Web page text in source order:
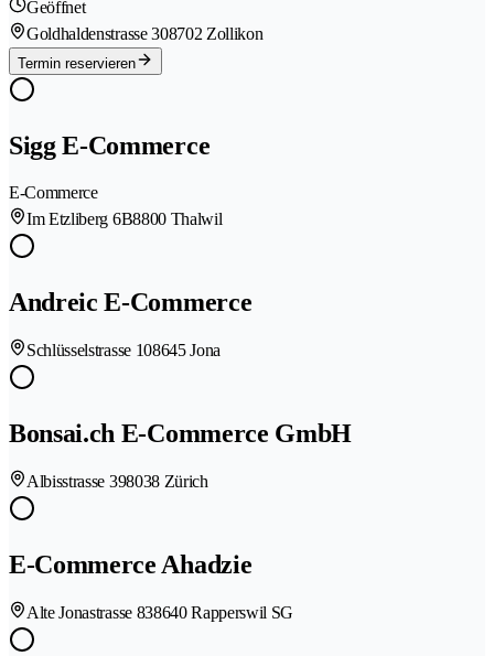
Geöffnet
Goldhaldenstrasse 308702 Zollikon
Termin reservieren
Sigg E-Commerce
E-Commerce
Im Etzliberg 6B8800 Thalwil
Andreic E-Commerce
Schlüsselstrasse 108645 Jona
Bonsai.ch E-Commerce GmbH
Albisstrasse 398038 Zürich
E-Commerce Ahadzie
Alte Jonastrasse 838640 Rapperswil SG